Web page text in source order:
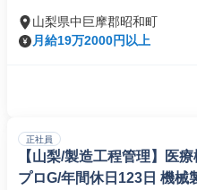
山梨県中巨摩郡昭和町
月給19万2000円以上
正社員
【山梨/製造工程管理】医
プロG/年間休日123日 機械